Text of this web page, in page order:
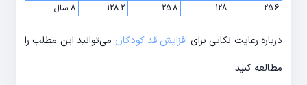
25.6
128
25.8
128.2 8 سال
درباره رعایت نکاتی برای افزایش قد کودکان می‌توانید این مطلب را
مطالعه کنید